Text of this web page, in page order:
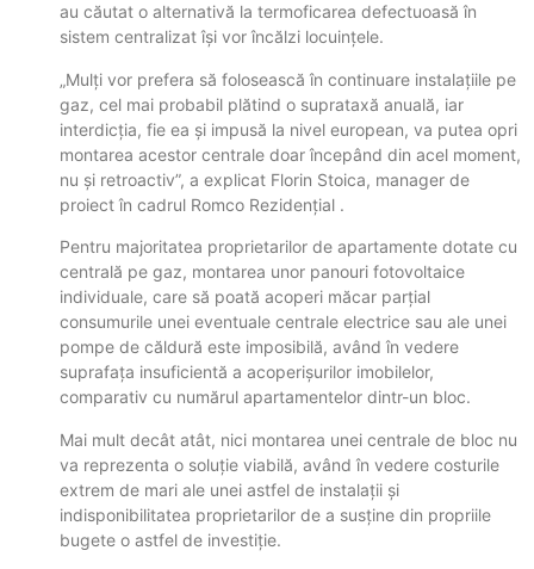
au căutat o alternativă la termoficarea defectuoasă în
sistem centralizat își vor încălzi locuințele.
„Mulți vor prefera să folosească în continuare instalațiile pe
gaz, cel mai probabil plătind o suprataxă anuală, iar
interdicția, fie ea și impusă la nivel european, va putea opri
montarea acestor centrale doar începând din acel moment,
nu și retroactiv”, a explicat Florin Stoica, manager de
proiect în cadrul Romco Rezidențial .
Pentru majoritatea proprietarilor de apartamente dotate cu
centrală pe gaz, montarea unor panouri fotovoltaice
individuale, care să poată acoperi măcar parțial
consumurile unei eventuale centrale electrice sau ale unei
pompe de căldură este imposibilă, având în vedere
suprafața insuficientă a acoperișurilor imobilelor,
comparativ cu numărul apartamentelor dintr-un bloc.
Mai mult decât atât, nici montarea unei centrale de bloc nu
va reprezenta o soluție viabilă, având în vedere costurile
extrem de mari ale unei astfel de instalații și
indisponibilitatea proprietarilor de a susține din propriile
bugete o astfel de investiție.